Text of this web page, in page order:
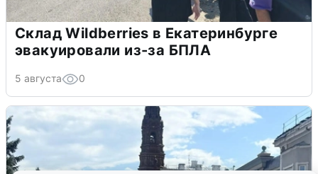
Склад Wildberries в Екатеринбурге
эвакуировали из-за БПЛА
5 августа 0